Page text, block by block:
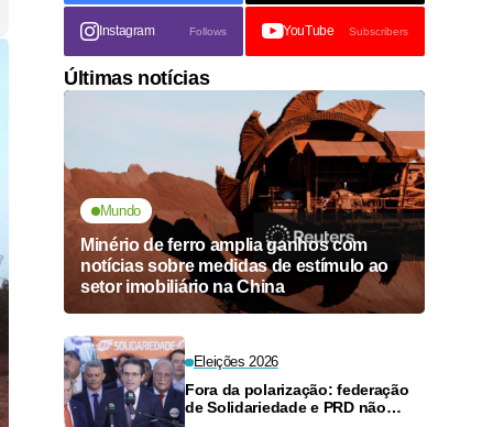
Instagram Follows YouTube Subscribers
Últimas notícias
Mundo
Minério de ferro amplia ganhos com
notícias sobre medidas de estímulo ao
setor imobiliário na China
Eleições 2026
Fora da polarização: federação
de Solidariedade e PRD não